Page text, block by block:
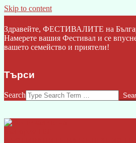
Skip to content
Здравейте, ФЕСТИВАЛИТЕ на
Намерете вашия Фестивал и се
вашето семейство и приятели!
Търси
Search